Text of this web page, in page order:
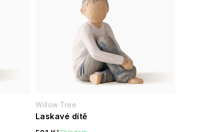
Laskavé dítě
Willow Tree